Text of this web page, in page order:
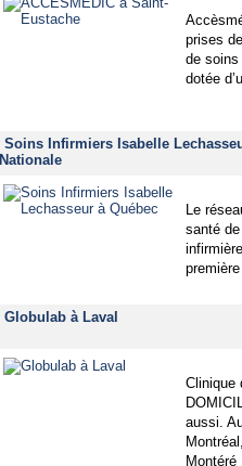
prises
de
dotée
Soins Infirmiers Isabelle
Nationale
Le
santé
Globulab à Laval
Clinique
aussi.
Montéré